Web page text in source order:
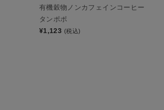
有機穀物ノンカフェインコーヒー
タンポポ
¥1,123 (税込)